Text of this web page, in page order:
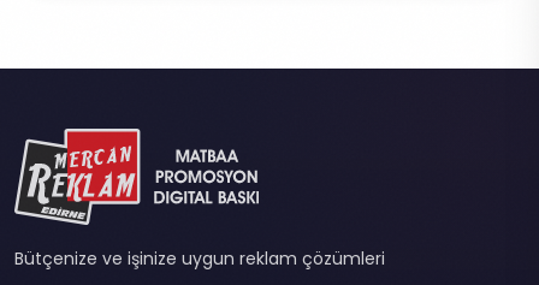
Bütçenize ve işinize uygun reklam çözümleri